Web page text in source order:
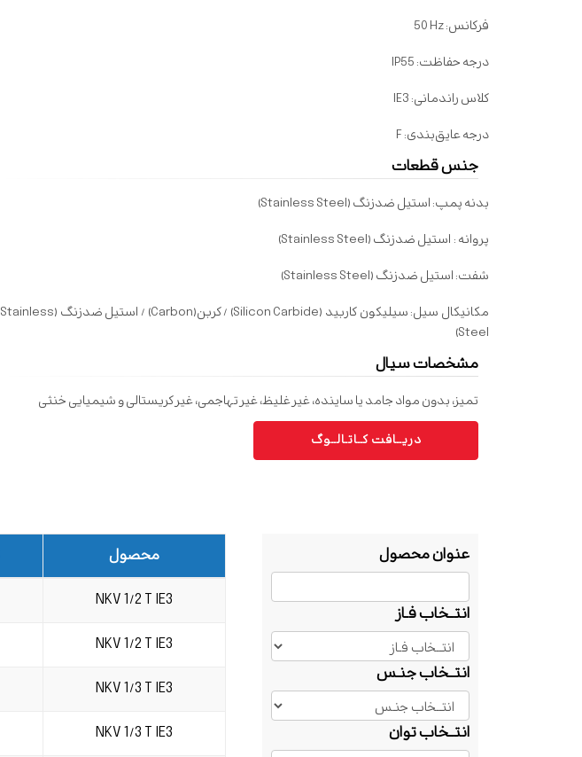
فرکانس:50 Hz
درجه حفاظت:IP55
کلاس راندمانی:IE3
درجه عایق‌بندی:F
جنس قطعات
بدنه پمپ: استیل ضدزنگ (Stainless Steel
)
پروانه: استیل ضدزنگ (Stainless Steel
)
شفت: استیل ضدزنگ (Stainless Steel
)
مکانیکال سیل:سیلیکون کاربید (Silicon Carbide) / کربن(Carbon)
/استیل ضدزنگ (Stainless
Steel
)
مشخصات سیال
تمیز، بدون مواد جامد یا ساینده، غیر غلیظ، غیر تهاجمی، غیر کریستالی و شیمیایی خنثی
دریــافت کــاتـالــوگ
عنوان محصول
انتــخاب فـاز
انتــخاب جنـس
انتــخاب توان
محصول
NKV 1/2 T IE3
NKV 1/2 T IE3
NKV 1/3 T IE3
NKV 1/3 T IE3